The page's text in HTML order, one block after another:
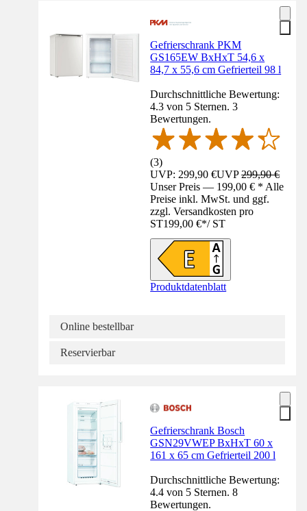
Gefrierschrank PKM
GS165EW BxHxT 54,6 x
84,7 x 55,6 cm Gefrierteil 98 l
Durchschnittliche Bewertung:
4.3 von 5 Sternen. 3
Bewertungen.
(3)
UVP: 299,90 €UVP299,90 €
Unser Preis — 199,00 € * Alle
Preise inkl. MwSt. und ggf.
zzgl. Versandkosten pro
ST199,00 €*/ ST
Produktdatenblatt
Online bestellbar
Reservierbar
Gefrierschrank Bosch
GSN29VWEP BxHxT 60 x
161 x 65 cm Gefrierteil 200 l
Durchschnittliche Bewertung:
4.4 von 5 Sternen. 8
Bewertungen.